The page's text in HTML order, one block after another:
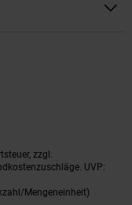
zzgl.
UVP:
Mengeneinheit)